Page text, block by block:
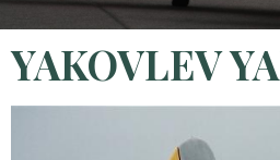
YAKOVLEV